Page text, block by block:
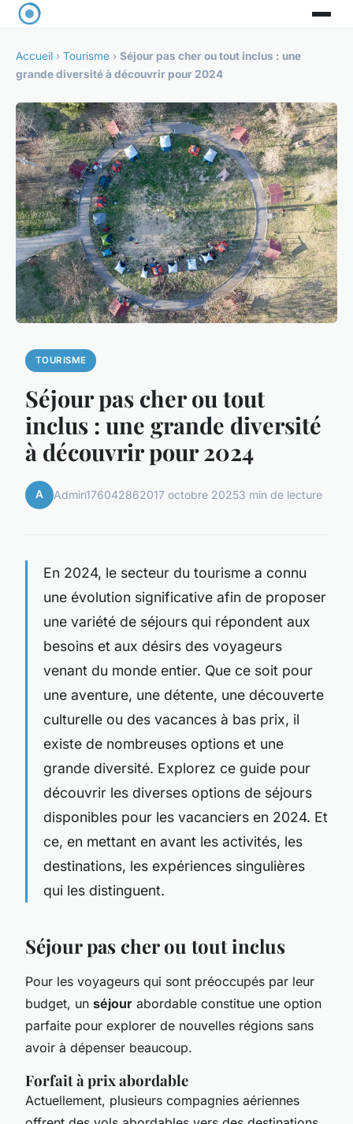
Accueil › Tourisme › Séjour pas cher ou tout inclus : une
grande diversité à découvrir pour 2024
TOURISME
Séjour pas cher ou tout
inclus : une grande diversité
à découvrir pour 2024
A Admin176042862017 octobre 20253 min de lecture
En 2024, le secteur du tourisme a connu
une évolution significative afin de proposer
une variété de séjours qui répondent aux
besoins et aux désirs des voyageurs
venant du monde entier. Que ce soit pour
une aventure, une détente, une découverte
culturelle ou des vacances à bas prix, il
existe de nombreuses options et une
grande diversité. Explorez ce guide pour
découvrir les diverses options de séjours
disponibles pour les vacanciers en 2024. Et
ce, en mettant en avant les activités, les
destinations, les expériences singulières
qui les distinguent.
Séjour pas cher ou tout inclus
Pour les voyageurs qui sont préoccupés par leur
budget, un séjour abordable constitue une option
parfaite pour explorer de nouvelles régions sans
avoir à dépenser beaucoup.
Forfait à prix abordable
Actuellement, plusieurs compagnies aériennes